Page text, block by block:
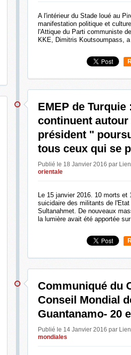
A l'intérieur du Stade loué au
manifestation politique et
l'Attique du Parti communiste
KKE, Dimitris Koutsoumpass,
EMEP de
continuent autour
président "
tous ceux qui se
Publié le 18 Janvier 2016 par
orientale
Le 15 janvier 2016. 10 morts
suicidaire des militants de
Sultanahmet. De nouveaux
la lumière avait été apportée
Communiqué du
Conseil Mondial
Guantanamo- 20
Publié le 14 Janvier 2016 par
mondiales